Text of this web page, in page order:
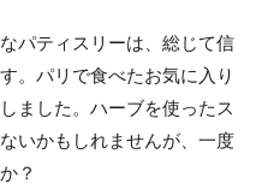
パティスリーは、総じて信
。パリで食べたお気に入り
ました。ハーブを使ったス
いかもしれませんが、一度
？